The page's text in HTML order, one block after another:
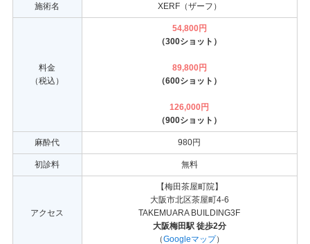
施術名 XERF（ザーフ）
料金
（税込）
54,800円
（300ショット）
89,800円
（600ショット）
126,000円
（900ショット）
麻酔代 980円
初診料 無料
アクセス
【梅田茶屋町院】
大阪市北区茶屋町4-6
TAKEMUARA BUILDING3F
大阪梅田駅 徒歩2分
（Googleマップ）